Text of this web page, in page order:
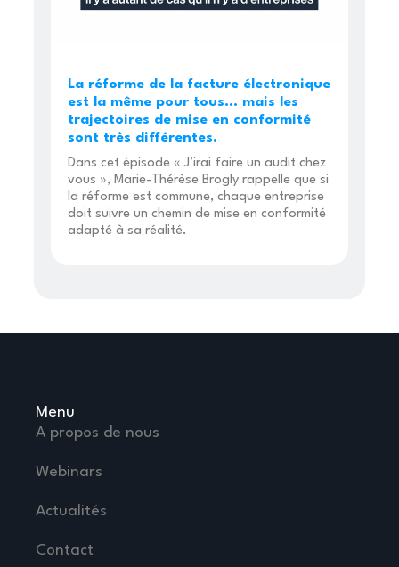
La réforme de la facture électronique
est la même pour tous… mais les
trajectoires de mise en conformité
sont très différentes.
Dans cet épisode « J’irai faire un audit chez
vous », Marie-Thérèse Brogly rappelle que si
la réforme est commune, chaque entreprise
doit suivre un chemin de mise en conformité
adapté à sa réalité.
Menu
A propos de nous
Webinars
Actualités
Contact